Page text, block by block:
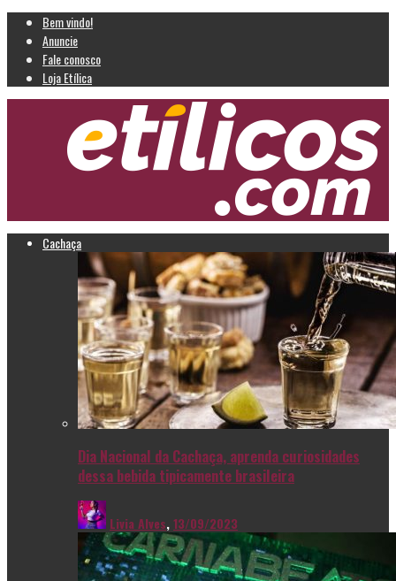
Bem vindo!
Anuncie
Fale conosco
Loja Etílica
Cachaça
Dia Nacional da Cachaça, aprenda curiosidades
dessa bebida tipicamente brasileira
Livia Alves,13/09/2023